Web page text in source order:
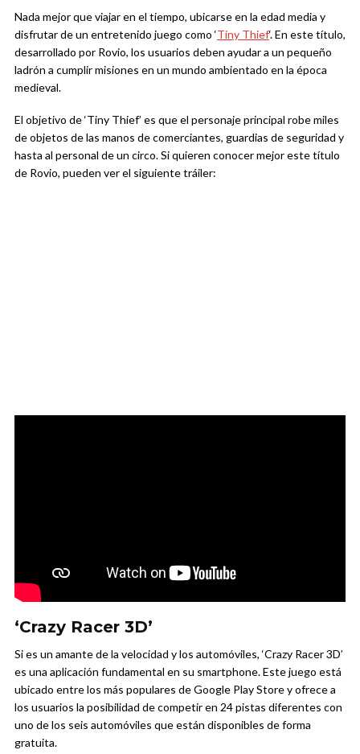
Nada mejor que viajar en el tiempo, ubicarse en la edad media y
disfrutar de un entretenido juego como ‘Tiny Thief‘. En este título,
desarrollado por Rovio, los usuarios deben ayudar a un pequeño
ladrón a cumplir misiones en un mundo ambientado en la época
medieval.
El objetivo de ‘Tiny Thief’ es que el personaje principal robe miles
de objetos de las manos de comerciantes, guardias de seguridad y
hasta al personal de un circo. Si quieren conocer mejor este título
de Rovio, pueden ver el siguiente tráiler:
‘Crazy Racer 3D’
Si es un amante de la velocidad y los automóviles, ‘Crazy Racer 3D’
es una aplicación fundamental en su smartphone. Este juego está
ubicado entre los más populares de Google Play Store y ofrece a
los usuarios la posibilidad de competir en 24 pistas diferentes con
uno de los seis automóviles que están disponibles de forma
gratuita.